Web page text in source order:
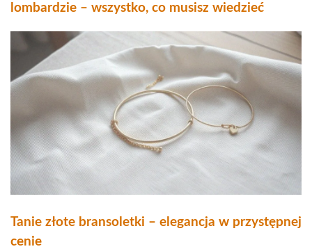
lombardzie – wszystko, co musisz wiedzieć
Tanie złote bransoletki – elegancja w przystępnej
cenie